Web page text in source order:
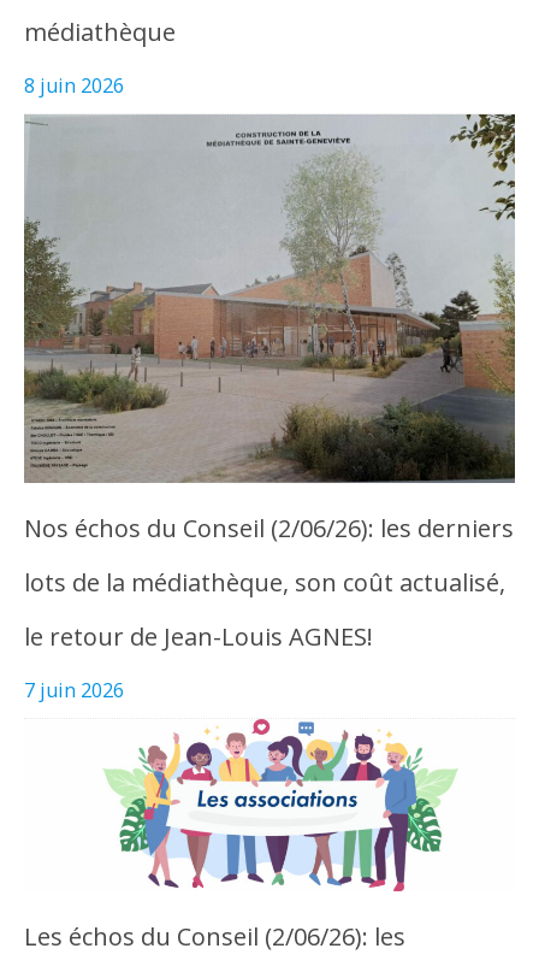
médiathèque
8 juin 2026
Nos échos du Conseil (2/06/26): les derniers
lots de la médiathèque, son coût actualisé,
le retour de Jean-Louis AGNES!
7 juin 2026
Les échos du Conseil (2/06/26): les